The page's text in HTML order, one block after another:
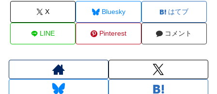
X Bluesky はてブ
LINE Pinterest コメント